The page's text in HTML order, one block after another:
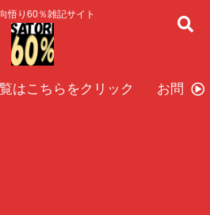
悟り60％雑記サイト
はこちらをクリック お問い